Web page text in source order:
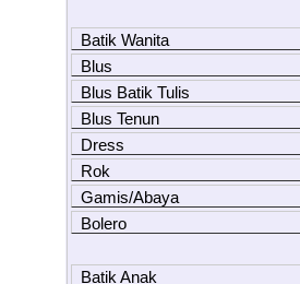
Batik Wanita
Blus
Blus Batik Tulis
Blus Tenun
Dress
Rok
Gamis/Abaya
Bolero
Batik Anak